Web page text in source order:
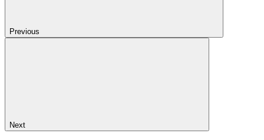
Previous
Next